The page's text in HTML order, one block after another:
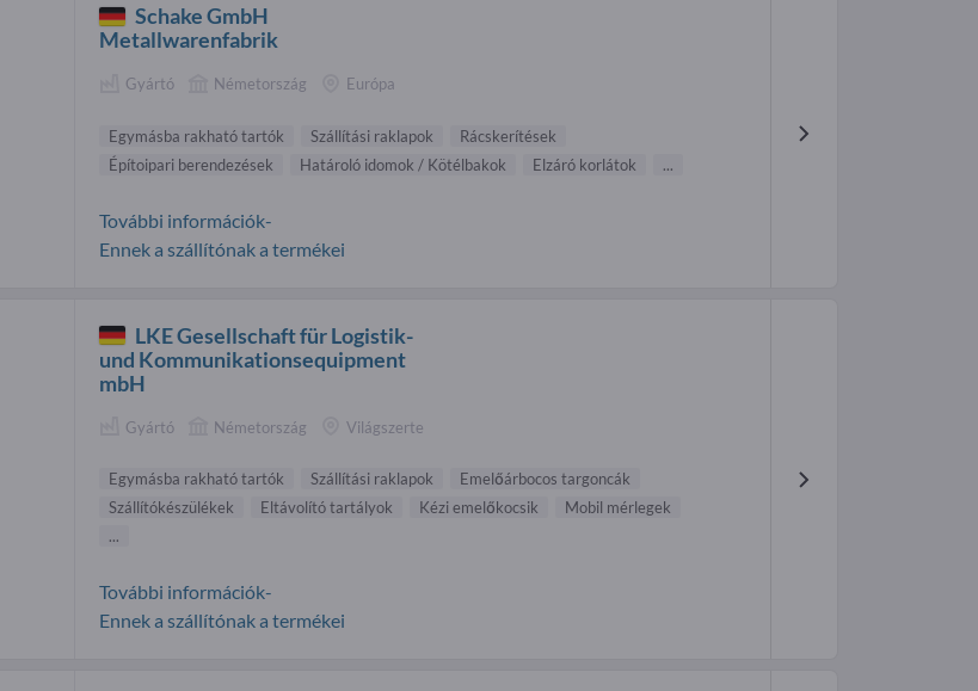
Schake GmbH
Metallwarenfabrik
Gyártó Németország Európa
Egymásba rakható tartók Szállítási raklapok
Rácskerítések
Építoipari berendezések
Határoló idomok / Kötélbakok Elzáró korlátok ...
További információk-
Ennek a szállítónak a termékei
LKE Gesellschaft für Logistik-
und Kommunikationsequipment
mbH
Gyártó Németország Világszerte
Egymásba rakható tartók Szállítási raklapok
Emelőárbocos targoncák
Szállítókészülékek
Eltávolító tartályok Kézi emelőkocsik
Mobil mérlegek
...
További információk-
Ennek a szállítónak a termékei